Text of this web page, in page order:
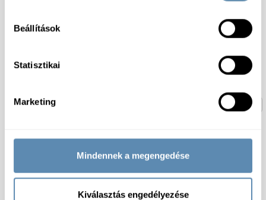
Beállítások
Statisztikai
Marketing
Mindennek a megengedése
Kiválasztás engedélyezése
Canderel Édesítő tabletta
(250szem/db)
1